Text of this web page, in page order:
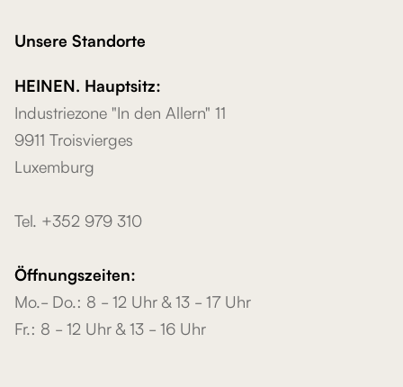
Unsere Standorte
HEINEN. Hauptsitz:
Industriezone "In den Allern" 11
9911 Troisvierges
Luxemburg
Tel. +352 979 310
Öffnungszeiten:
Mo.- Do.: 8 - 12 Uhr & 13 - 17 Uhr
Fr.: 8 - 12 Uhr & 13 - 16 Uhr